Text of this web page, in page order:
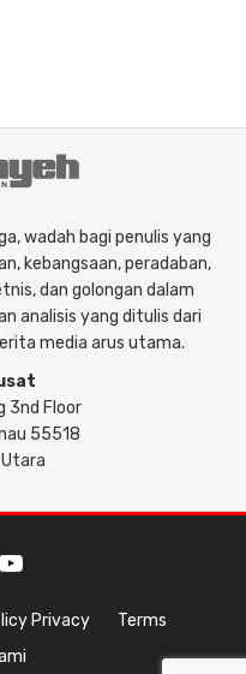
wadah bagi penulis yang
kebangsaan, peradaban,
dan golongan dalam
analisis yang ditulis dari
media arus utama.
3nd Floor
55518
Privacy
Terms